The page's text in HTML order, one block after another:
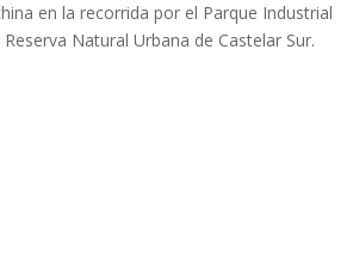
en la recorrida por el Parque Industrial
Natural Urbana de Castelar Sur.